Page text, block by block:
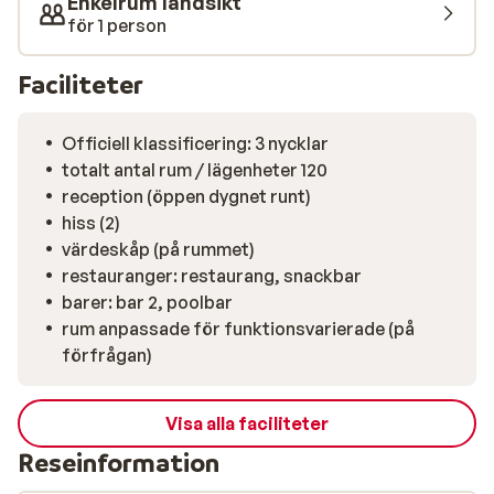
för 1 person
Faciliteter
Officiell klassificering: 3 nycklar
totalt antal rum / lägenheter 120
reception (öppen dygnet runt)
hiss (2)
värdeskåp (på rummet)
restauranger: restaurang, snackbar
barer: bar 2, poolbar
rum anpassade för funktionsvarierade (på
förfrågan)
Visa alla faciliteter
Reseinformation